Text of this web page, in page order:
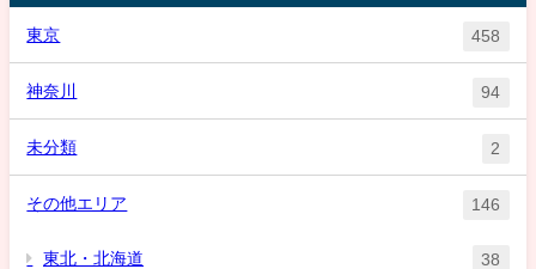
東京 458
神奈川 94
未分類 2
その他エリア 146
東北・北海道 38